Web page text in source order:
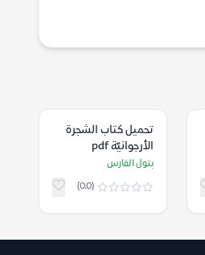
تحميل كتاب الشجرة
الأرجوانيّة pdf
بتول الفارس
(0.0)